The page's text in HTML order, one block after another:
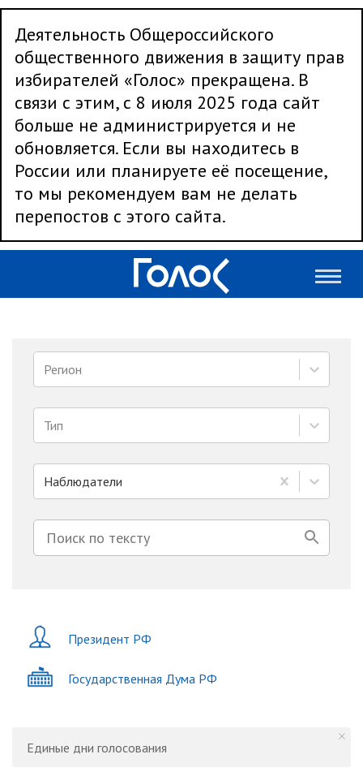
Деятельность Общероссийского
общественного движения в защиту прав
избирателей «Голос» прекращена. В
связи с этим, с 8 июля 2025 года сайт
больше не администрируется и не
обновляется. Если вы находитесь в
России или планируете её посещение,
то мы рекомендуем вам не делать
перепостов с этого сайта.
Регион
Тип
Наблюдатели
Президент РФ
Государственная Дума РФ
Единые дни голосования